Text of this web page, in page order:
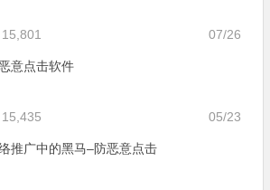
07/26
15,801
意点击软件
05/23
15,435
推广中的黑马–防恶意点击